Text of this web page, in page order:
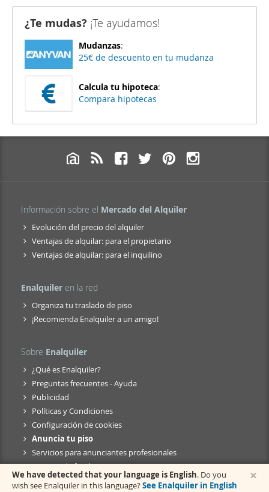
¿Te mudas? ¡Te ayudamos!
Mudanzas:
25€ de descuento en tu mudanza
Calcula tu hipoteca:
Compara hipotecas
Información sobre el Mercado del Alquiler
Evolución del precio del alquiler
Ventajas de alquilar: para el propietario
Ventajas de alquilar: para el inquilino
Enalquiler en la red
Organiza tu traslado de piso
¡Recomienda Enalquiler a un amigo!
Sobre Enalquiler
¿Qué es Enalquiler?
Preguntas frecuentes - Ayuda
Publicidad
Políticas y Condiciones
Configuración de cookies
Anuncia tu piso
Servicios para anunciantes profesionales
Anuncio de fusión
×
We have detected that your language is English. Do you
wish see Enalquiler in this language?See Enalquiler in English